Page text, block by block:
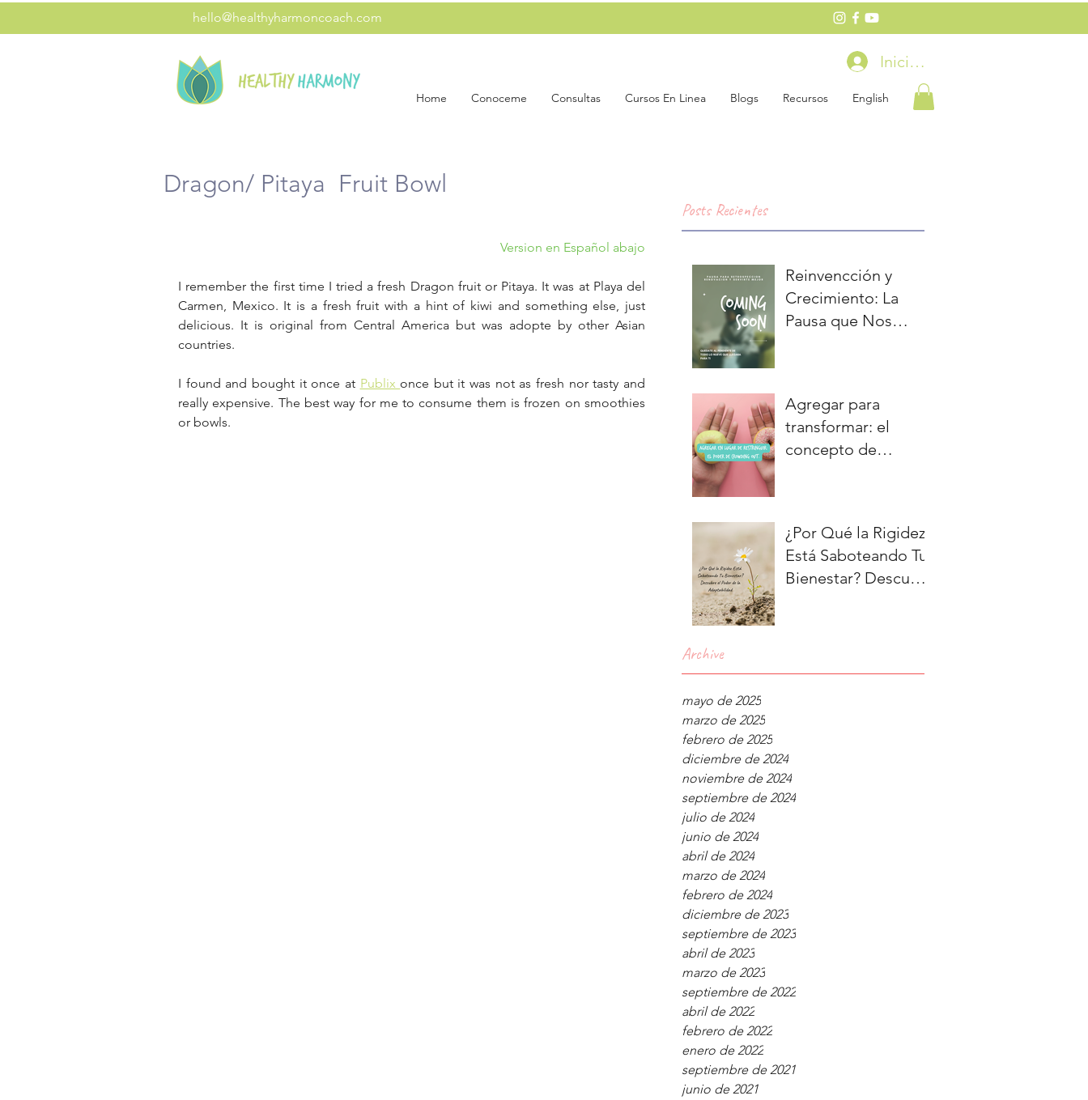
hello@healthyharmoncoach.com
Home Conoceme Consultas Cursos En Linea Blogs Recursos English
Iniciar sesión
Posts Recientes
Reinvencción y
Crecimiento: La
Pausa que Nos
Agregar para
transformar: el
concepto de
¿Por Qué la Rigidez
Está Saboteando Tu
Bienestar? Descubre
Archive
mayo de 2025
marzo de 2025
febrero de 2025
diciembre de 2024
noviembre de 2024
septiembre de 2024
julio de 2024
junio de 2024
abril de 2024
marzo de 2024
febrero de 2024
diciembre de 2023
septiembre de 2023
abril de 2023
marzo de 2023
septiembre de 2022
abril de 2022
febrero de 2022
enero de 2022
septiembre de 2021
junio de 2021
Dragon/ Pitaya Fruit Bowl
Version en Español abajo
I remember the first time I tried a fresh Dragon fruit or Pitaya. It was at Playa del
Carmen, Mexico. It is a fresh fruit with a hint of kiwi and something else, just
delicious. It is original from Central America but was adopte by other Asian
countries.
I found and bought it once at Publix once but it was not as fresh nor tasty and
really expensive. The best way for me to consume them is frozen on smoothies
or bowls.